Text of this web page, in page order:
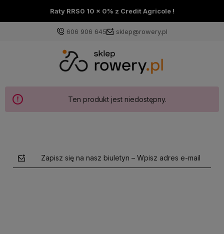
Raty RRS0 10 x 0% z Credit Agricole !
606 906 645 sklep@rowery.pl
Ten produkt jest niedostępny.
Zapisz się na nasz biuletyn – Wpisz adres e-mail